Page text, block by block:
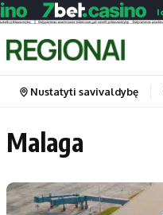
Portalas
Pradinis puslapis
Savivaldybės
Nustatyti savivaldybę
Malaga